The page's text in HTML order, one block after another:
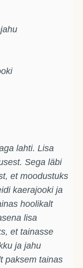
lahti. Lisa
Sega läbi
et moodustuks
kaerajooki ja
hoolikalt
lisa
et tainasse
ja jahu
paksem tainas